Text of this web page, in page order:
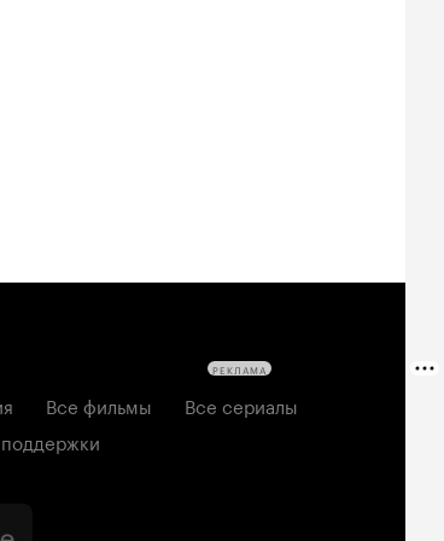
Все фильмы
Все сериалы
РЕКЛАМА